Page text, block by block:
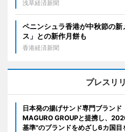
浅草経済新聞
ペニンシュラ香港が中秋節の
ス」との新作月餅も
香港経済新聞
プレスリ
日本発の揚げサンド専門ブラン
MAGURO GROUPと提携し、
基準"のブランドをめざし6カ国目